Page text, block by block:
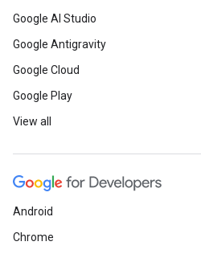
Google AI Studio
Google Antigravity
Google Cloud
Google Play
View all
Android
Chrome